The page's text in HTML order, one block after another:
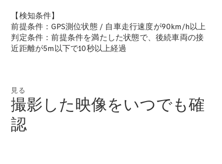
SUV
EQA
電気
EQE
電気
【検知条件】
前提条件：GPS測位状態 / 自車走行速度が90km/h以上
判定条件：前提条件を満たした状態で、後続車両の接
近距離が5m以下で10秒以上経過
見る
撮影した映像をいつでも確
認